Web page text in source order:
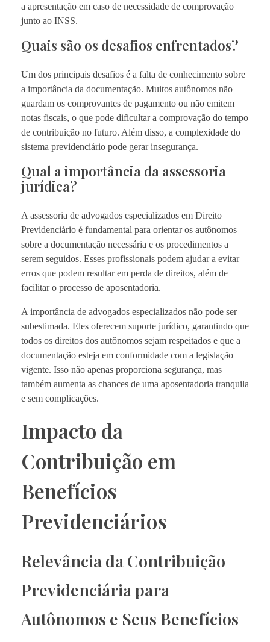
a apresentação em caso de necessidade de comprovação
junto ao INSS.
Quais são os desafios enfrentados?
Um dos principais desafios é a falta de conhecimento sobre
a importância da documentação. Muitos autônomos não
guardam os comprovantes de pagamento ou não emitem
notas fiscais, o que pode dificultar a comprovação do tempo
de contribuição no futuro. Além disso, a complexidade do
sistema previdenciário pode gerar insegurança.
Qual a importância da assessoria
jurídica?
A assessoria de advogados especializados em Direito
Previdenciário é fundamental para orientar os autônomos
sobre a documentação necessária e os procedimentos a
serem seguidos. Esses profissionais podem ajudar a evitar
erros que podem resultar em perda de direitos, além de
facilitar o processo de aposentadoria.
A importância de advogados especializados não pode ser
subestimada. Eles oferecem suporte jurídico, garantindo que
todos os direitos dos autônomos sejam respeitados e que a
documentação esteja em conformidade com a legislação
vigente. Isso não apenas proporciona segurança, mas
também aumenta as chances de uma aposentadoria tranquila
e sem complicações.
Impacto da
Contribuição em
Benefícios
Previdenciários
Relevância da Contribuição
Previdenciária para
Autônomos e Seus Benefícios